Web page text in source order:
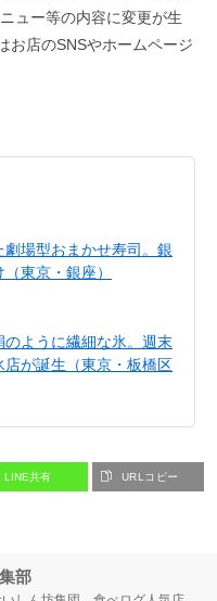
ュー等の内容に変更が生
お店のSNSやホームページ
場型おまかせ寿司。銀
東京・銀座）
のように繊細な氷。週末
店が誕生（東京・板橋区
LINE共有 URLコピー
部